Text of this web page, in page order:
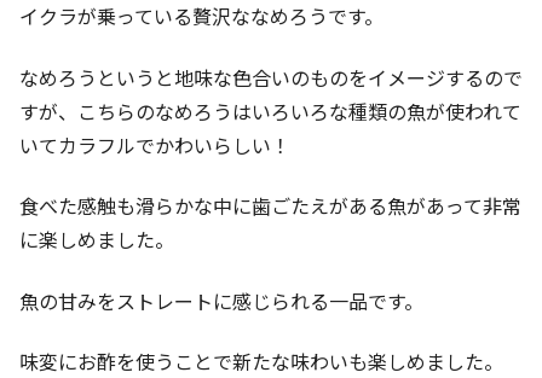
イクラが乗っている贅沢ななめろうです。
なめろうというと地味な色合いのものをイメージするので
すが、こちらのなめろうはいろいろな種類の魚が使われて
いてカラフルでかわいらしい！
食べた感触も滑らかな中に歯ごたえがある魚があって非常
に楽しめました。
魚の甘みをストレートに感じられる一品です。
味変にお酢を使うことで新たな味わいも楽しめました。